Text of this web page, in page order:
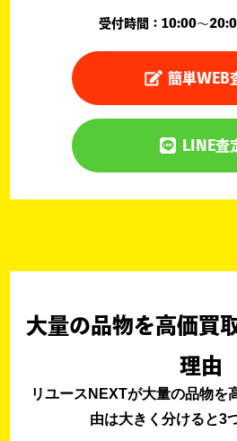
受付時間：10:00〜
簡単WEB
LINE査
大量の品物を高価買
理由
リユースNEXTが大量の品物を
由は大きく分けると3